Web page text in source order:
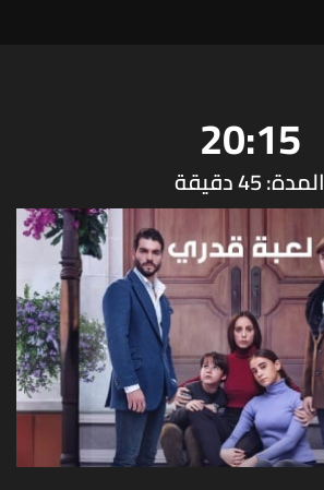
20:15
المدة: 45 دقيقة